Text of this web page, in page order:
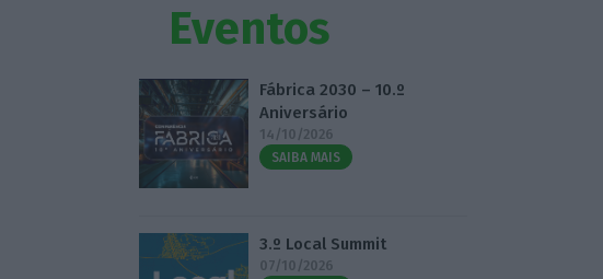
Eventos
Fábrica 2030 – 10.º
Aniversário
14/10/2026
SAIBA MAIS
3.º Local Summit
07/10/2026